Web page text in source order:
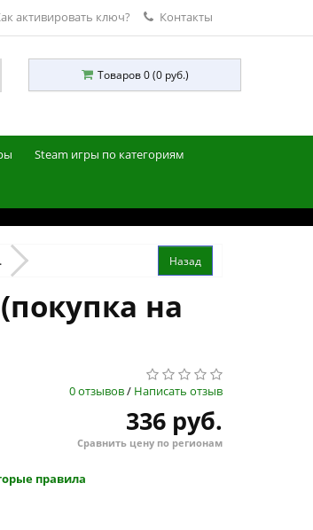
активировать ключ? Контакты
Товаров 0 (0 руб.)
Steam игры по категориям
на
0 отзывов/ Написать отзыв
336 руб.
Сравнить цену по регионам
правила